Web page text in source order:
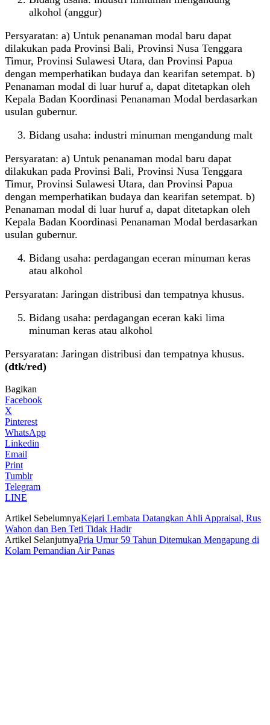
alkohol (anggur)
Persyaratan: a) Untuk penanaman modal baru dapat
dilakukan pada Provinsi Bali, Provinsi Nusa Tenggara
Timur, Provinsi Sulawesi Utara, dan Provinsi Papua
dengan memperhatikan budaya dan kearifan setempat. b)
Penanaman modal di luar huruf a, dapat ditetapkan oleh
Kepala Badan Koordinasi Penanaman Modal berdasarkan
usulan gubernur.
Bidang usaha: industri minuman mengandung malt
Persyaratan: a) Untuk penanaman modal baru dapat
dilakukan pada Provinsi Bali, Provinsi Nusa Tenggara
Timur, Provinsi Sulawesi Utara, dan Provinsi Papua
dengan memperhatikan budaya dan kearifan setempat. b)
Penanaman modal di luar huruf a, dapat ditetapkan oleh
Kepala Badan Koordinasi Penanaman Modal berdasarkan
usulan gubernur.
Bidang usaha: perdagangan eceran minuman keras
atau alkohol
Persyaratan: Jaringan distribusi dan tempatnya khusus.
Bidang usaha: perdagangan eceran kaki lima
minuman keras atau alkohol
Persyaratan: Jaringan distribusi dan tempatnya khusus.
(dtk/red)
Bagikan
Facebook
X
Pinterest
WhatsApp
Linkedin
Email
Print
Tumblr
Telegram
LINE
Artikel SebelumnyaKejari Lembata Datangkan Ahli Appraisal, Rus
Wahon dan Ben Teti Tidak Hadir
Artikel SelanjutnyaPria Umur 59 Tahun Ditemukan Mengapung di
Kolam Pemandian Air Panas